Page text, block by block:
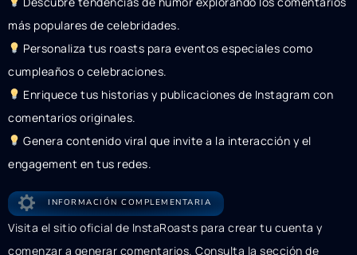
más populares de celebridades.
Personaliza tus roasts para eventos especiales como
cumpleaños o celebraciones.
Enriquece tus historias y publicaciones de Instagram con
comentarios originales.
Genera contenido viral que invite a la interacción y el
engagement en tus redes.
INFORMACIÓN COMPLEMENTARIA
Visita el sitio oficial de InstaRoasts para crear tu cuenta y
comenzar a generar comentarios. Consulta la sección de